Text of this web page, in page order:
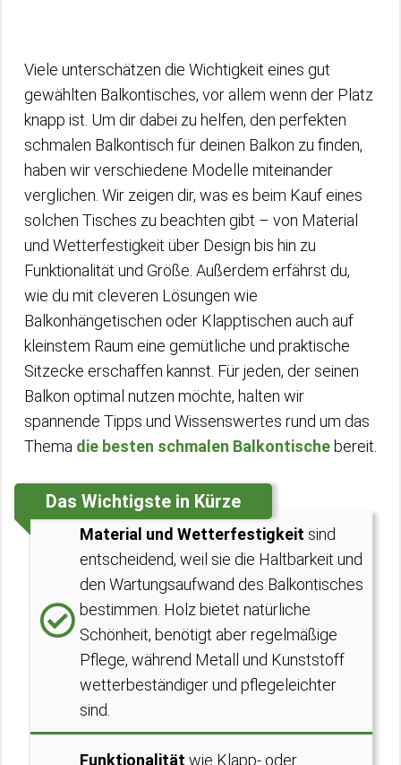
Viele unterschätzen die Wichtigkeit eines gut
gewählten Balkontisches, vor allem wenn der Platz
knapp ist. Um dir dabei zu helfen, den perfekten
schmalen Balkontisch für deinen Balkon zu finden,
haben wir verschiedene Modelle miteinander
verglichen. Wir zeigen dir, was es beim Kauf eines
solchen Tisches zu beachten gibt – von Material
und Wetterfestigkeit über Design bis hin zu
Funktionalität und Größe. Außerdem erfährst du,
wie du mit cleveren Lösungen wie
Balkonhängetischen oder Klapptischen auch auf
kleinstem Raum eine gemütliche und praktische
Sitzecke erschaffen kannst. Für jeden, der seinen
Balkon optimal nutzen möchte, halten wir
spannende Tipps und Wissenswertes rund um das
Thema die besten schmalen Balkontische bereit.
Das Wichtigste in Kürze
Material und Wetterfestigkeit sind
entscheidend, weil sie die Haltbarkeit und
den Wartungsaufwand des Balkontisches
bestimmen. Holz bietet natürliche
Schönheit, benötigt aber regelmäßige
Pflege, während Metall und Kunststoff
wetterbeständiger und pflegeleichter
sind.
Funktionalität wie Klapp- oder